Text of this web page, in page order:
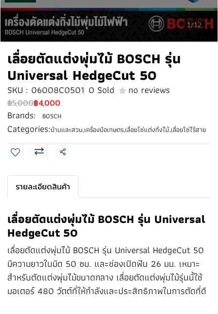
1/12
เลื่อยตัดแต่งพุ่มไม้ BOSCH รุ่น
Universal HedgeCut 50
SKU : 06008C0501 0 Sold no reviews
฿5,000฿4,000
Brands: BOSCH
Categories:บ้านและสวน,เครื่องมือเกษตร,เลื่อยโซ่แต่งกิ่งไม้,เลื่อยโซ่ไร้สาย
Share
รายละเอียดสินค้า
เลื่อยตัดแต่งพุ่มไม้ BOSCH รุ่น Universal
HedgeCut 50
เลื่อยตัดแต่งพุ่มไม้ BOSCH รุ่น Universal HedgeCut 50
มีความยาวใบมีด 50 ซม. และช่องเปิดฟัน 26 มม. เหมาะ
สำหรับตัดแต่งพุ่มไม้ขนาดกลาง เลื่อยตัดแต่งพุ่มไม้รุ่นนี้ใช้
มอเตอร์ 480 วัตต์ที่ให้กำลังและประสิทธิภาพในการตัดที่ดี